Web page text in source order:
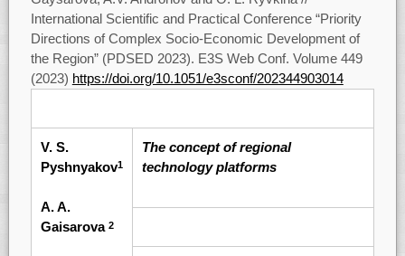
International Scientific and Practical Conference “Priority
Directions of Complex Socio-Economic Development of
the Region” (PDSED 2023). E3S Web Conf. Volume 449
(2023) https://doi.org/10.1051/e3sconf/202344903014
V. S.
Pyshnyakov1
A. A.
Gaisarova 2
The concept of regional
technology platforms